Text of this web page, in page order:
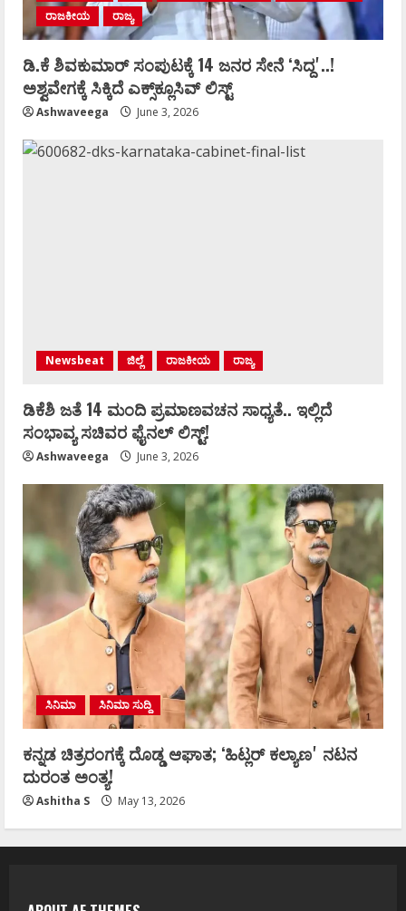
ರಾಜಕೀಯ
ರಾಜ್ಯ
ಡಿ.ಕೆ ಶಿವಕುಮಾರ್‌ ಸಂಪುಟಕ್ಕೆ 14 ಜನರ ಸೇನೆ ʻಸಿದ್ದʼ..!
ಅಶ್ವವೇಗಕ್ಕೆ ಸಿಕ್ಕಿದೆ ಎಕ್ಸ್‌ಕ್ಲೂಸಿವ್‌ ಲಿಸ್ಟ್‌
Ashwaveega June 3, 2026
Newsbeat ಜಿಲ್ಲೆ ರಾಜಕೀಯ ರಾಜ್ಯ
ಡಿಕೆಶಿ ಜತೆ 14 ಮಂದಿ ಪ್ರಮಾಣವಚನ ಸಾಧ್ಯತೆ.. ಇಲ್ಲಿದೆ
ಸಂಭಾವ್ಯ ಸಚಿವರ ಫೈನಲ್ ಲಿಸ್ಟ್‌!
Ashwaveega June 3, 2026
ಸಿನಿಮಾ ಸಿನಿಮಾ ಸುದ್ದಿ
ಕನ್ನಡ ಚಿತ್ರರಂಗಕ್ಕೆ ದೊಡ್ಡ ಆಘಾತ; ʻಹಿಟ್ಲರ್ ಕಲ್ಯಾಣʼ ನಟನ
ದುರಂತ ಅಂತ್ಯ!
Ashitha S May 13, 2026